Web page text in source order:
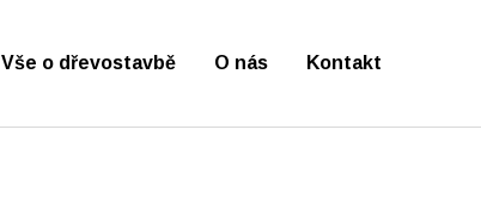
Vše o dřevostavbě O nás Kontakt